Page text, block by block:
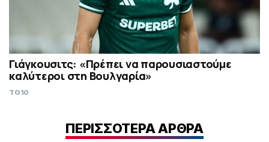
Γιάγκουσιτς: «Πρέπει να παρουσιαστούμε
καλύτεροι στη Βουλγαρία»
TO10
ΠΕΡΙΣΣΟΤΕΡΑ ΑΡΘΡΑ